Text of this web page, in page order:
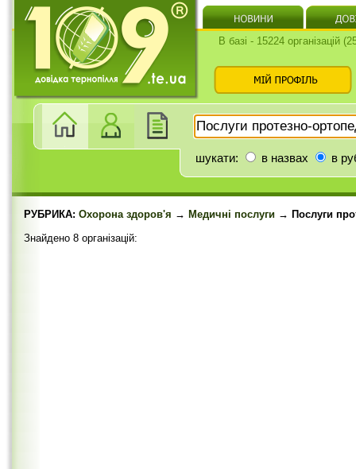
В базі - 15224 організацій
шукати: в назвах в
РУБРИКА: Охорона здоров'я → Медичні послуги → Послуги
Знайдено 8 організацій: